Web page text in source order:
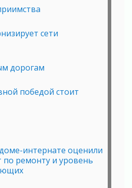
сети
дорогам
победой стоит
интернате оценили
ремонту и уровень